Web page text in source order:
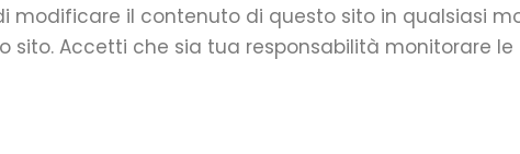
modificare il contenuto di questo sito in qualsiasi
sito. Accetti che sia tua responsabilità monitorare le